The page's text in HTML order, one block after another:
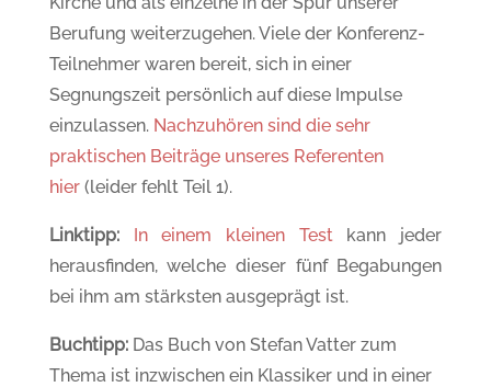
Berufung weiterzugehen. Viele der Konferenz-
Teilnehmer waren bereit, sich in einer
Segnungszeit persönlich auf diese Impulse
einzulassen. Nachzuhören sind die sehr
praktischen Beiträge unseres Referenten
hier(leider fehlt Teil 1).
Linktipp: In einem kleinen Testkann jeder
herausfinden, welche dieser fünf Begabungen
bei ihm am stärksten ausgeprägt ist.
Buchtipp:Das Buch von Stefan Vatter zum
Thema ist inzwischen ein Klassiker und in einer